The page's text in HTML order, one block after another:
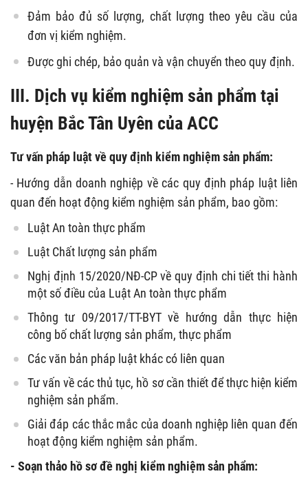
Đảm bảo đủ số lượng, chất lượng theo yêu cầu của
đơn vị kiểm nghiệm.
Được ghi chép, bảo quản và vận chuyển theo quy định.
III. Dịch vụ kiểm nghiệm sản phẩm tại
huyện Bắc Tân Uyên của ACC
Tư vấn pháp luật về quy định kiểm nghiệm sản phẩm:
- Hướng dẫn doanh nghiệp về các quy định pháp luật liên
quan đến hoạt động kiểm nghiệm sản phẩm, bao gồm:
Luật An toàn thực phẩm
Luật Chất lượng sản phẩm
Nghị định 15/2020/NĐ-CP về quy định chi tiết thi hành
một số điều của Luật An toàn thực phẩm
Thông tư 09/2017/TT-BYT về hướng dẫn thực hiện
công bố chất lượng sản phẩm, thực phẩm
Các văn bản pháp luật khác có liên quan
Tư vấn về các thủ tục, hồ sơ cần thiết để thực hiện kiểm
nghiệm sản phẩm.
Giải đáp các thắc mắc của doanh nghiệp liên quan đến
hoạt động kiểm nghiệm sản phẩm.
- Soạn thảo hồ sơ đề nghị kiểm nghiệm sản phẩm: